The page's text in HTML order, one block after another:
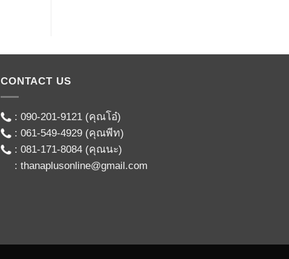
CONTACT US
: 090-201-9121(คุณโอ๋)
: 061-549-4929(คุณพีท)
: 081-171-8084(คุณนะ)
: thanaplusonline@gmail.com